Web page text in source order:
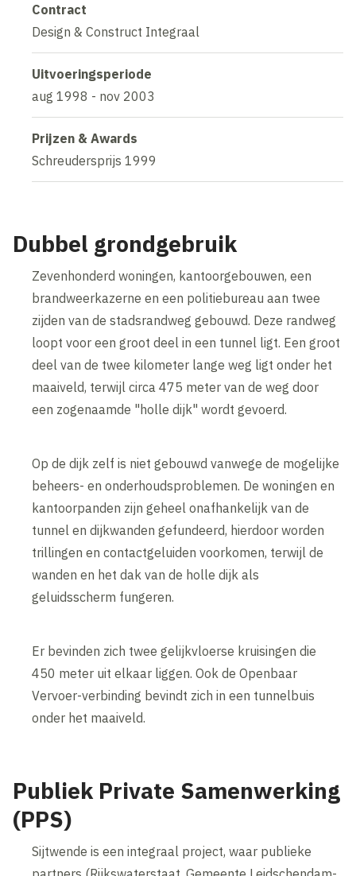
Contract
Design & Construct Integraal
Uitvoeringsperiode
aug 1998 - nov 2003
Prijzen & Awards
Schreudersprijs 1999
Dubbel grondgebruik
Zevenhonderd woningen, kantoorgebouwen, een
brandweerkazerne en een politiebureau aan twee
zijden van de stadsrandweg gebouwd. Deze randweg
loopt voor een groot deel in een tunnel ligt. Een groot
deel van de twee kilometer lange weg ligt onder het
maaiveld, terwijl circa 475 meter van de weg door
een zogenaamde "holle dijk" wordt gevoerd.
Op de dijk zelf is niet gebouwd vanwege de mogelijke
beheers- en onderhoudsproblemen. De woningen en
kantoorpanden zijn geheel onafhankelijk van de
tunnel en dijkwanden gefundeerd, hierdoor worden
trillingen en contactgeluiden voorkomen, terwijl de
wanden en het dak van de holle dijk als
geluidsscherm fungeren.
Er bevinden zich twee gelijkvloerse kruisingen die
450 meter uit elkaar liggen. Ook de Openbaar
Vervoer-verbinding bevindt zich in een tunnelbuis
onder het maaiveld.
Publiek Private Samenwerking
(PPS)
Sijtwende is een integraal project, waar publieke